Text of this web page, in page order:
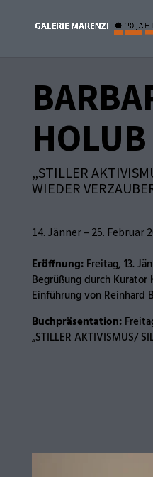
HOLUB
„STILLER
WIEDER
14. Jänner – 25. Februar
Eröffnung: Freitag, 13.
Begrüßung durch Kurator
Einführung von Reinhard
Buchpräsentation:
„STILLER AKTIVISMUS/